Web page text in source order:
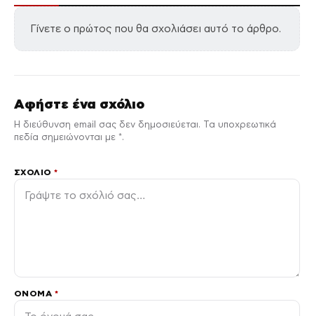
Γίνετε ο πρώτος που θα σχολιάσει αυτό το άρθρο.
Αφήστε ένα σχόλιο
Η διεύθυνση email σας δεν δημοσιεύεται. Τα υποχρεωτικά
πεδία σημειώνονται με *.
ΣΧΌΛΙΟ*
ΌΝΟΜΑ *